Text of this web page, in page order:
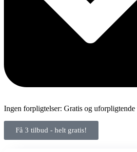
Ingen forpligtelser: Gratis og uforpligtende
Få 3 tilbud - helt gratis!